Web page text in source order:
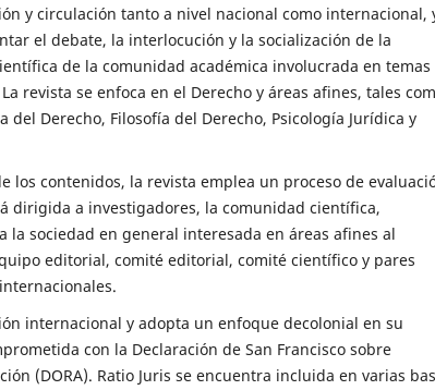
y circulación tanto a nivel nacional como internacional,
el debate, la interlocución y la socialización de la
de la comunidad académica involucrada en temas
revista se enfoca en el Derecho y áreas afines, tales
del Derecho, Filosofía del Derecho, Psicología Jurídica y
los contenidos, la revista emplea un proceso de
dirigida a investigadores, la comunidad científica,
la sociedad en general interesada en áreas afines al
editorial, comité editorial, comité científico y pares
internacional y adopta un enfoque decolonial en su
con la Declaración de San Francisco sobre
(DORA). Ratio Juris se encuentra incluida en varias